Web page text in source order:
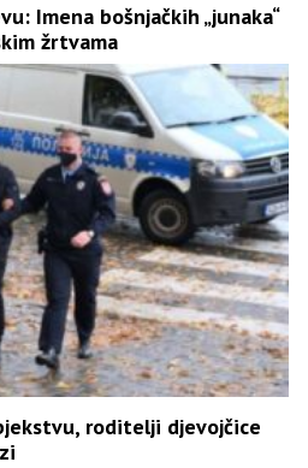
Imena bošnjačkih „junaka“
žrtvama
roditelji djevojčice